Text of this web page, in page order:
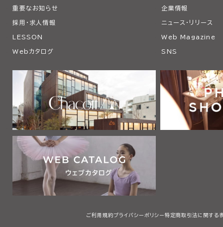
重要なお知らせ 企業情報
採用・求人情報 ニュース・リリース
LESSON Web Magazine
Webカタログ SNS
ご利用規約プライバシーポリシー 特定商取引法に関する